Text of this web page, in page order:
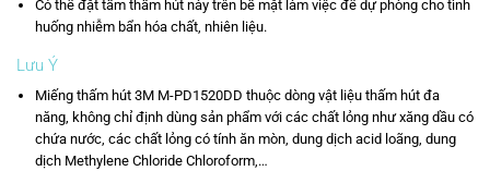
Có thể đặt tấm thấm hút này trên bề mặt làm việc để dự phòng cho tình
huống nhiễm bẩn hóa chất, nhiên liệu.
Lưu Ý
Miếng thấm hút 3M M-PD1520DD thuộc dòng vật liệu thấm hút đa
năng, không chỉ định dùng sản phẩm với các chất lỏng như xăng dầu có
chứa nước, các chất lỏng có tính ăn mòn, dung dịch acid loãng, dung
dịch Methylene Chloride Chloroform,…